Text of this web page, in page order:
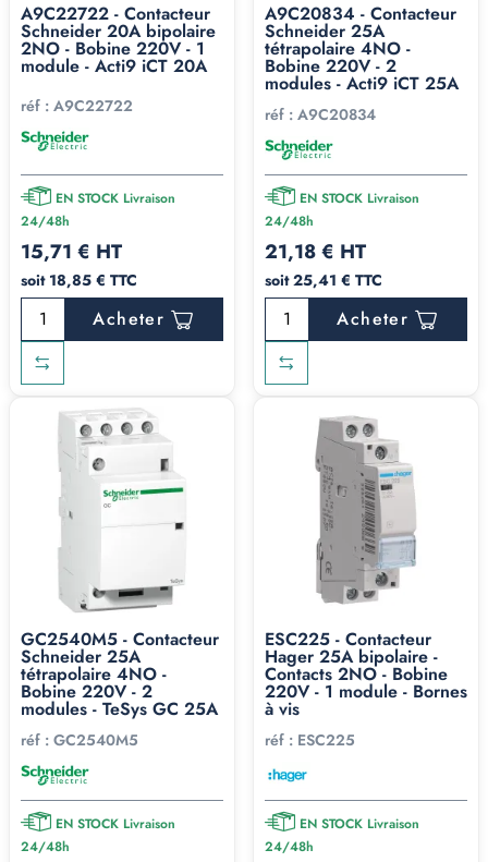
A9C22722 - Contacteur
Schneider 20A bipolaire
2NO - Bobine 220V - 1
module - Acti9 iCT 20A
réf : A9C22722
EN STOCK Livraison
24/48h
15,71 € HT
soit 18,85 € TTC
Acheter
A9C20834 - Contacteur
Schneider 25A
tétrapolaire 4NO -
Bobine 220V - 2
modules - Acti9 iCT 25A
réf : A9C20834
EN STOCK Livraison
24/48h
21,18 € HT
soit 25,41 € TTC
Acheter
GC2540M5 - Contacteur
Schneider 25A
tétrapolaire 4NO -
Bobine 220V - 2
modules - TeSys GC 25A
réf : GC2540M5
EN STOCK Livraison
24/48h
ESC225 - Contacteur
Hager 25A bipolaire -
Contacts 2NO - Bobine
220V - 1 module - Bornes
à vis
réf : ESC225
EN STOCK Livraison
24/48h